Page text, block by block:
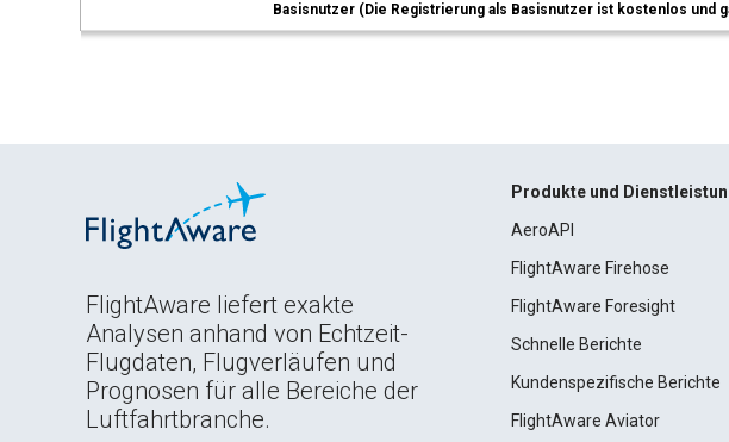
Basisnutzer (Die Registrierung als Basisnutzer ist kostenlos und
FlightAware liefert exakte
Analysen anhand von Echtzeit-
Flugdaten, Flugverläufen und
Prognosen für alle Bereiche der
Luftfahrtbranche.
Produkte und
AeroAPI
FlightAware Firehose
FlightAware Foresight
Schnelle Berichte
Kundenspezifische Berichte
FlightAware Aviator